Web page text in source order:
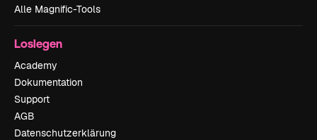
Alle Magnific-Tools
Loslegen
Academy
Dokumentation
Support
AGB
Datenschutzerklärung